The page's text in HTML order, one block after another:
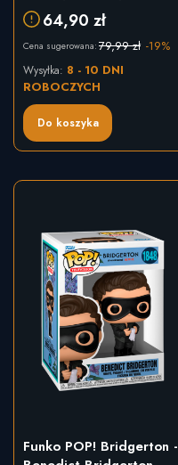
64,90 zł
Cena sugerowana: 79,99 zł -19%
Do koszyka
Wysyłka: 8 - 10 DNI
ROBOCZYCH
Funko POP! Bridgerton -